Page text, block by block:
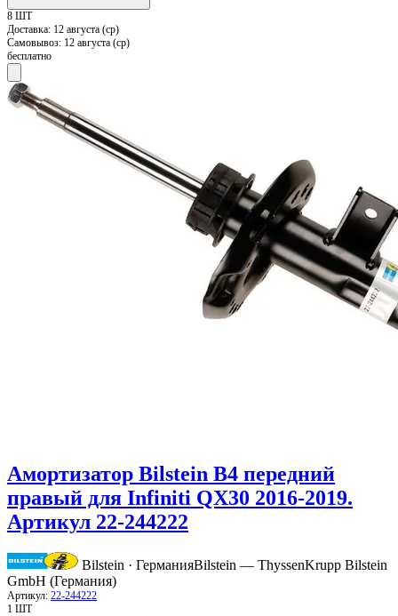
8 ШТ
Доставка: 12 августа (ср)
Самовывоз: 12 августа (ср)
бесплатно
Амортизатор Bilstein B4 передний
правый для Infiniti QX30 2016-2019.
Артикул 22-244222
Bilstein · ГерманияBilstein — ThyssenKrupp Bilstein
GmbH (Германия)
Артикул: 22-244222
1 ШТ